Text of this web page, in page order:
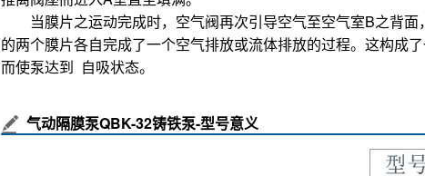
图1：空气经由气阀压缩进入空气室
之空气由出口排放到泵体外。如此使B室形成真空状态，因而能
由地进入B室直至填满。
阀会